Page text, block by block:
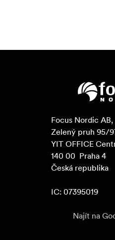
Focus Nordic
Zelený pruh 95/
YIT OFFICE
140 00  Praha 4
Česká republika
IC: 07395019
Najít na